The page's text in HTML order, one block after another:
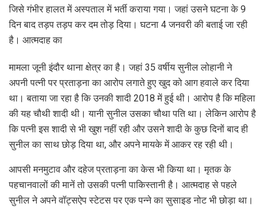
जिसे गंभीर हालत में अस्पताल में भर्ती कराया गया। जहां उसने घटना के 9
दिन बाद तड़प तड़प कर दम तोड़ दिया। घटना 4 जनवरी की बताई जा रही
है। आत्मदाह का
मामला जूनी इंदौर थाना क्षेत्र का है। जहां 35 वर्षीय सुनील लोहानी ने
अपनी पत्नी पर प्रताड़ना का आरोप लगाते हुए खुद को आग हवाले कर दिया
था। बताया जा रहा है कि उनकी शादी 2018 में हुई थी। आरोप है कि महिला
की यह चौथी शादी थी। यानी सुनील उसका चौथा पति था। लेकिन आरोप है
कि पत्नी इस शादी से भी खुश नहीं रही और उसने शादी के कुछ दिनों बाद ही
सुनील का साथ छोड़ दिया था, और अपने मायके में आकर रह रही थी।
आपसी मनमुटाव और दहेज प्रताड़ना का केस भी किया था। मृतक के
पहचानवालों की मानें तो उसकी पत्नी पाकिस्तानी है। आत्मदाह से पहले
सुनील ने अपने वॉट्सऐप स्टेटस पर एक पन्ने का सुसाइड नोट भी छोड़ा था।